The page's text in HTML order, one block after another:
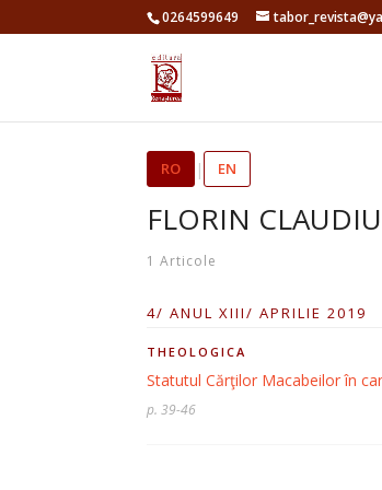
0264599649
RO | EN
FLORIN
1 Articole
4/ ANUL XIII/ APRILIE 2019
THEOLOGICA
Statutul Cărţilor Macabeilor în
p. 39-46